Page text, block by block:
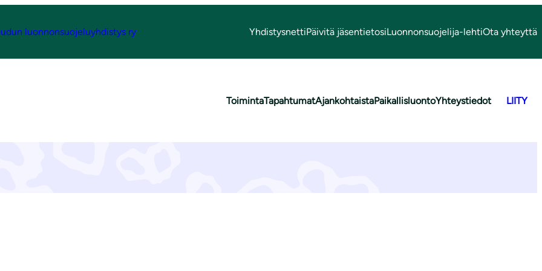
luonnonsuojeluyhdistys ry YhdistysnettiPäivitä jäsentietosiLuonnonsuojelija-lehtiOta yhteyttä
ToimintaTapahtumatAjankohtaistaPaikallisluontoYhteystiedot LIITY
Yhteystiedot